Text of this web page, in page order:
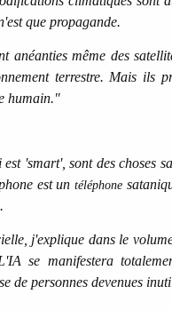
que propagande.
anéanties même des
terrestre. Mais ils
humain."
'smart', sont des choses
est un téléphone
j'explique dans le
se manifestera
de personnes devenues